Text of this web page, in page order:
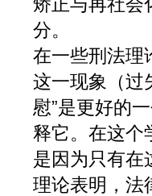
分。
在一些刑法理
这一现象（过
慰”是更好的
释它。在这个
是因为只有在
理论表明，法